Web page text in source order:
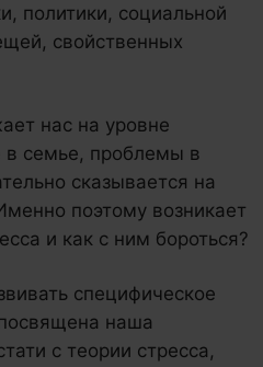
политики, социальной
свойственных
нас на уровне
в семье, проблемы в
сказывается на
поэтому возникает
и как с ним бороться?
специфическое
наша
с теории стресса,